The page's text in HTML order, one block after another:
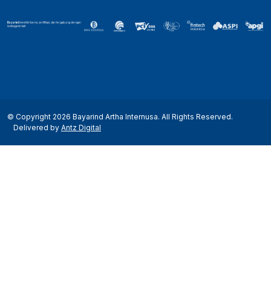
Bayarind memiliki lisensi, sertifikasi, dan tergabung dengan
lembaga terkait
© Copyright 2026 Bayarind Artha Internusa. All Rights Reserved.
Delivered by Antz Digital